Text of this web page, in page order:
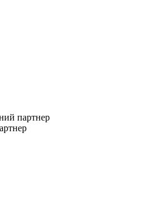
партнер